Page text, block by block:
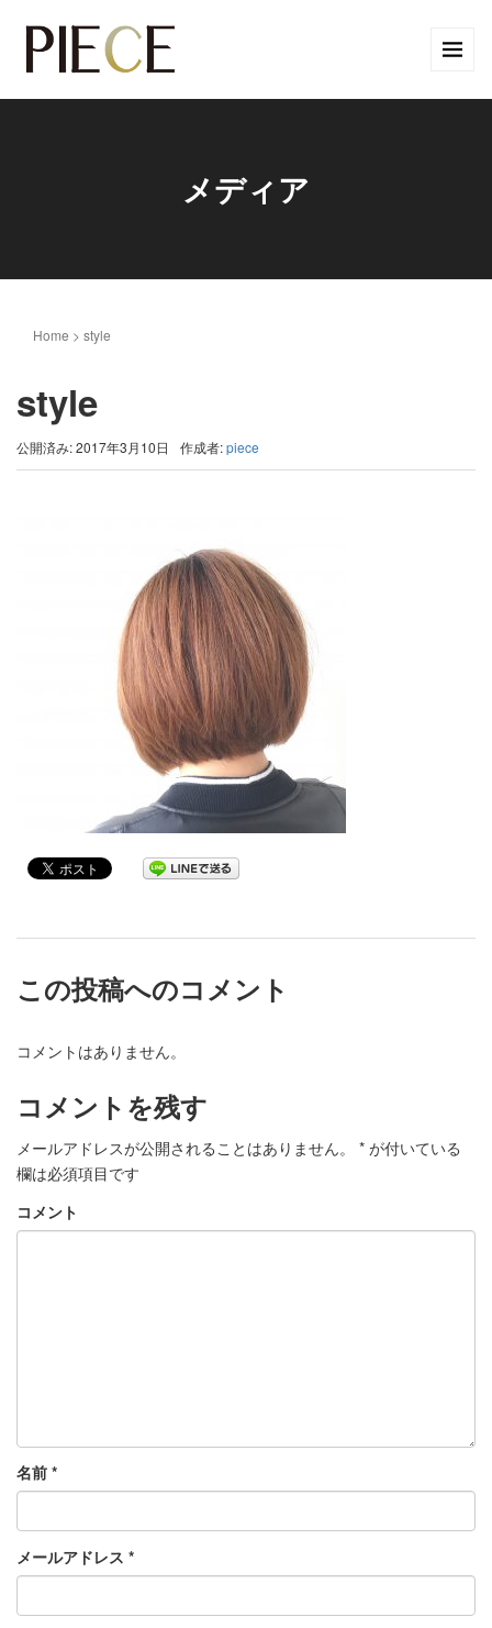
メディア
Home > style
style
公開済み: 2017年3月10日 作成者:piece
この投稿へのコメント
コメントはありません。
コメントを残す
メールアドレスが公開されることはありません。 * が付いている
欄は必須項目です
コメント
名前 *
メールアドレス *